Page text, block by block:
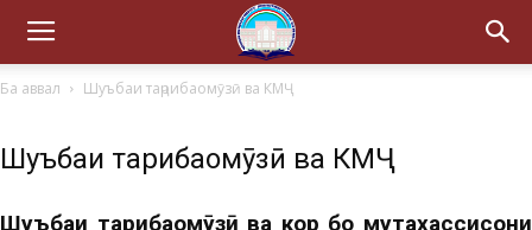
Ба аввал Шуъбаи таҷрибаомӯзӣ ва КМҶ
Шуъбаи таҷрибаомӯзӣ ва КМҶ
Шуъбаи таҷрибаомӯзӣ ва кор бо мутахассисони